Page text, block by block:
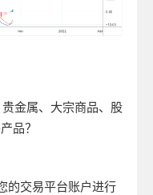
金属、大宗商品、股
品？
的交易平台账户进行